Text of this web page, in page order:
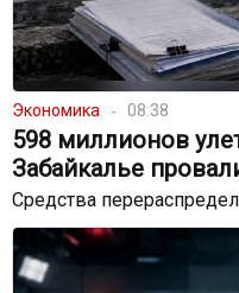
Экономика 08:38
598 миллионов
Забайкалье
Средства